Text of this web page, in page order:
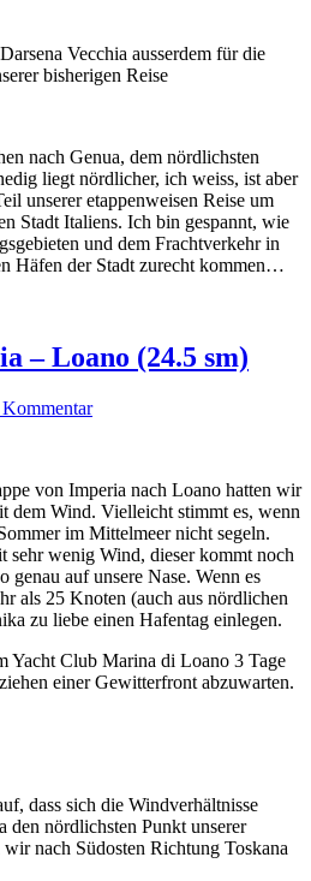
Vecchia ausserdem für die
bisherigen Reise
nach Genua, dem nördlichsten
liegt nördlicher, ich weiss, ist aber
unserer etappenweisen Reise um
Stadt Italiens. Ich bin gespannt, wie
und dem Frachtverkehr in
Häfen der Stadt zurecht kommen…
– Loano (24.5 sm)
von Imperia nach Loano hatten wir
dem Wind. Vielleicht stimmt es, wenn
im Mittelmeer nicht segeln.
wenig Wind, dieser kommt noch
genau auf unsere Nase. Wenn es
als 25 Knoten (auch aus nördlichen
zu liebe einen Hafentag einlegen.
Yacht Club Marina di Loano 3 Tage
einer Gewitterfront abzuwarten.
dass sich die Windverhältnisse
den nördlichsten Punkt unserer
nach Südosten Richtung Toskana